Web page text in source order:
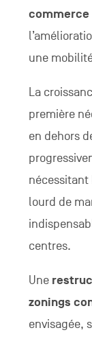
commerce
une
La
première
en dehors
nécessitant
lourd de
centres.
Une
zonings
envisagée,